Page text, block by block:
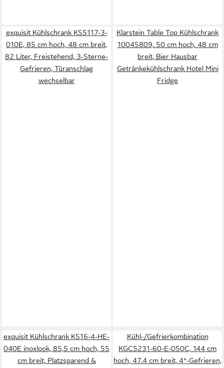
exquisit Kühlschrank KS5117-3-
010E, 85 cm hoch, 48 cm breit,
82 Liter, Freistehend, 3-Sterne-
Gefrieren, Türanschlag
wechselbar
Klarstein Table Top Kühlschrank
10045809, 50 cm hoch, 48 cm
breit, Bier Hausbar
Getränkekühlschrank Hotel Mini
Fridge
exquisit Kühlschrank KS16-4-HE-
040E inoxlook, 85,5 cm hoch, 55
cm breit, Platzsparend &
Kühl-/Gefrierkombination
KGC5231-60-E-050C, 144 cm
hoch, 47.4 cm breit, 4*-Gefrieren,